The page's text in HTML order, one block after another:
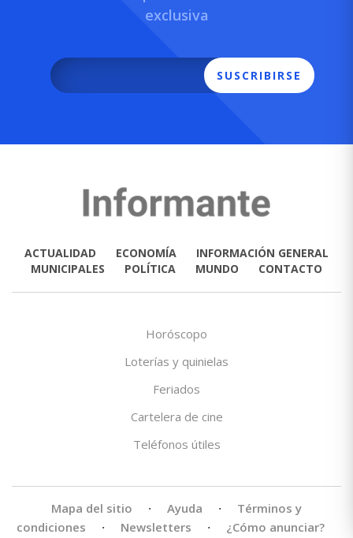
exclusiva
SUSCRIBIRSE
ACTUALIDAD ECONOMÍA
INFORMACIÓN GENERAL
MUNICIPALES
POLÍTICA MUNDO CONTACTO
Horóscopo
Loterías y quinielas
Feriados
Cartelera de cine
Teléfonos útiles
Mapa del sitio · Ayuda ·
Términos y
condiciones
· Newsletters · ¿Cómo anunciar?